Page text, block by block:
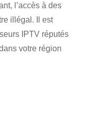
l’accès à des
illégal. Il est
IPTV réputés
votre région